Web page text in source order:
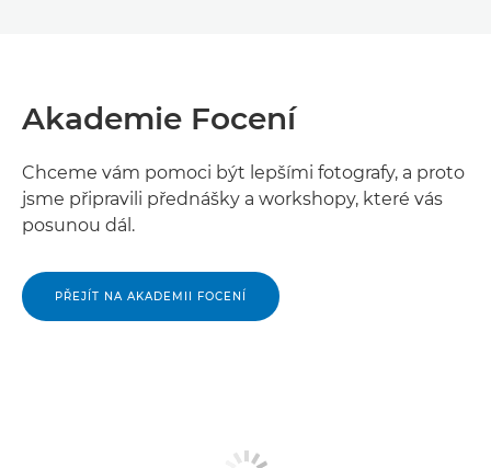
Akademie Focení
Chceme vám pomoci být lepšími fotografy, a proto
jsme připravili přednášky a workshopy, které vás
posunou dál.
PŘEJÍT NA AKADEMII FOCENÍ